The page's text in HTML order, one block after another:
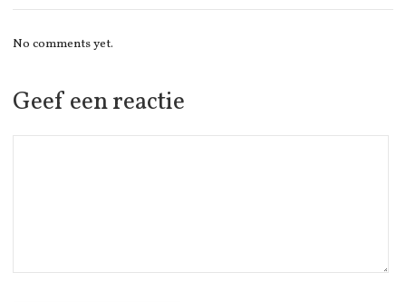
No comments yet.
Geef een reactie